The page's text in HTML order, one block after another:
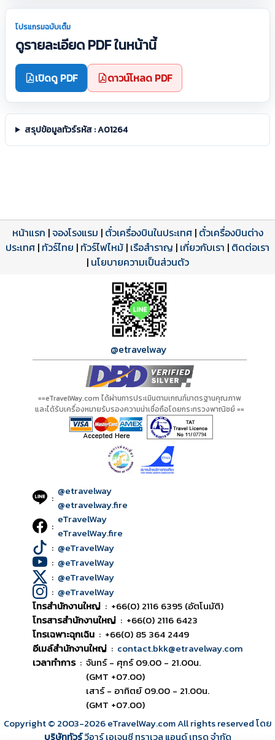
โปรแกรมฉบับเต็ม
ดูรายละเอียด PDF ในหน้านี้
เปิดดู PDF ดาวน์โหลด PDF
สรุปข้อมูลทัวร์รหัส : A01264
โปรแกรมทัวร์
ดาวน์โหลด PDF
รีวิวลูกค้าจริง
รีวิวจาก eTravelWay
เปิดหน้าเต็ม
ใบอนุญาตนำเที่ยว
เลขที่ 11/11450
เปิดหน้าเต็ม
หน้าแรก |จองโรงแรม | ตั๋วเครื่องบินในประเทศ| ตั๋วเครื่องบินต่าง
ประเทศ | ทัวร์ไทย | ทัวร์ไฟไหม้ | เรือสำราญ | เกี่ยวกับเรา | ติดต่อเรา
| นโยบายความเป็นส่วนตัว
@etravelway
==eTravelWay.com ได้ผ่านการประเมินตามเกณฑ์มาตรฐานคุณภาพ
และได้รับเครื่องหมายรับรองความน่าเชื่อถือโดยกระทรวงพาณิชย์ ==
: @etravelway
@etravelway.fire
: eTravelWay
eTravelWay.fire
: @eTravelWay
: @eTravelWay
: @eTravelWay
: @eTravelWay
โทรสำนักงานใหญ่ : +66(0) 2116 6395 (อัตโนมัติ)
โทรสารสำนักงานใหญ่ : +66(0) 2116 6423
โทรเฉพาะฉุกเฉิน : +66(0) 85 364 2449
อีเมล์สำนักงานใหญ่ : contact.bkk@etravelway.com
เวลาทำการ : จันทร์ - ศุกร์ 09.00 - 21.00น.
(GMT +07.00)
เสาร์ - อาทิตย์ 09.00 - 21.00น.
(GMT +07.00)
Copyright © 2003-2026eTravelWay.com All rights reserved โดย
บริษัททัวร์วีอาร์ เอเจนซี ทราเวล แอนด์ เทรด จำกัด